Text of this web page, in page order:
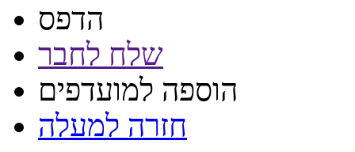
הדפס
שלח לחבר
הוספה למועדפים
חזרה למעלה